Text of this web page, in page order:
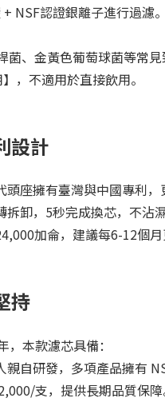
NSF認證銀離子進行過濾。
、金黃色葡萄球菌等常見
，不適用於直接飲用。
設計
頭座擁有臺灣與中國專利
拆卸，5秒完成換芯，不沾
加侖，建議每6-12個
持
，本款濾芯具備：
親自研發，多項產品擁有
支，提供長期品質保障